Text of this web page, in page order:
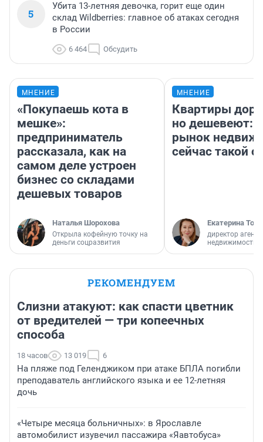
5
Убита 13-летняя девочка, горит еще один
склад Wildberries: главное об атаках сегодня
в России
6 464 Обсудить
МНЕНИЕ
«Покупаешь кота в
мешке»:
предприниматель
рассказала, как на
самом деле устроен
бизнес со складами
дешевых товаров
Наталья Шорохова
Открыла кофейную точку на
деньги соцразвития
МНЕНИЕ
Квартиры
но дешевеют:
рынок
сейчас такой
Екатерина
директор
недвижимости
РЕКОМЕНДУЕМ
Слизни атакуют: как спасти цветник
от вредителей — три копеечных
способа
18 часов 13 019 6
На пляже под Геленджиком при атаке БПЛА погибли
преподаватель английского языка и ее 12-летняя
дочь
«Четыре месяца больничных»: в Ярославле
автомобилист изувечил пассажира «Яавтобуса»